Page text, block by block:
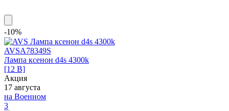
-10%
AVSA78349S
Лампа ксенон d4s 4300k
[12 В]
Акция
17 августа
на Военном
3